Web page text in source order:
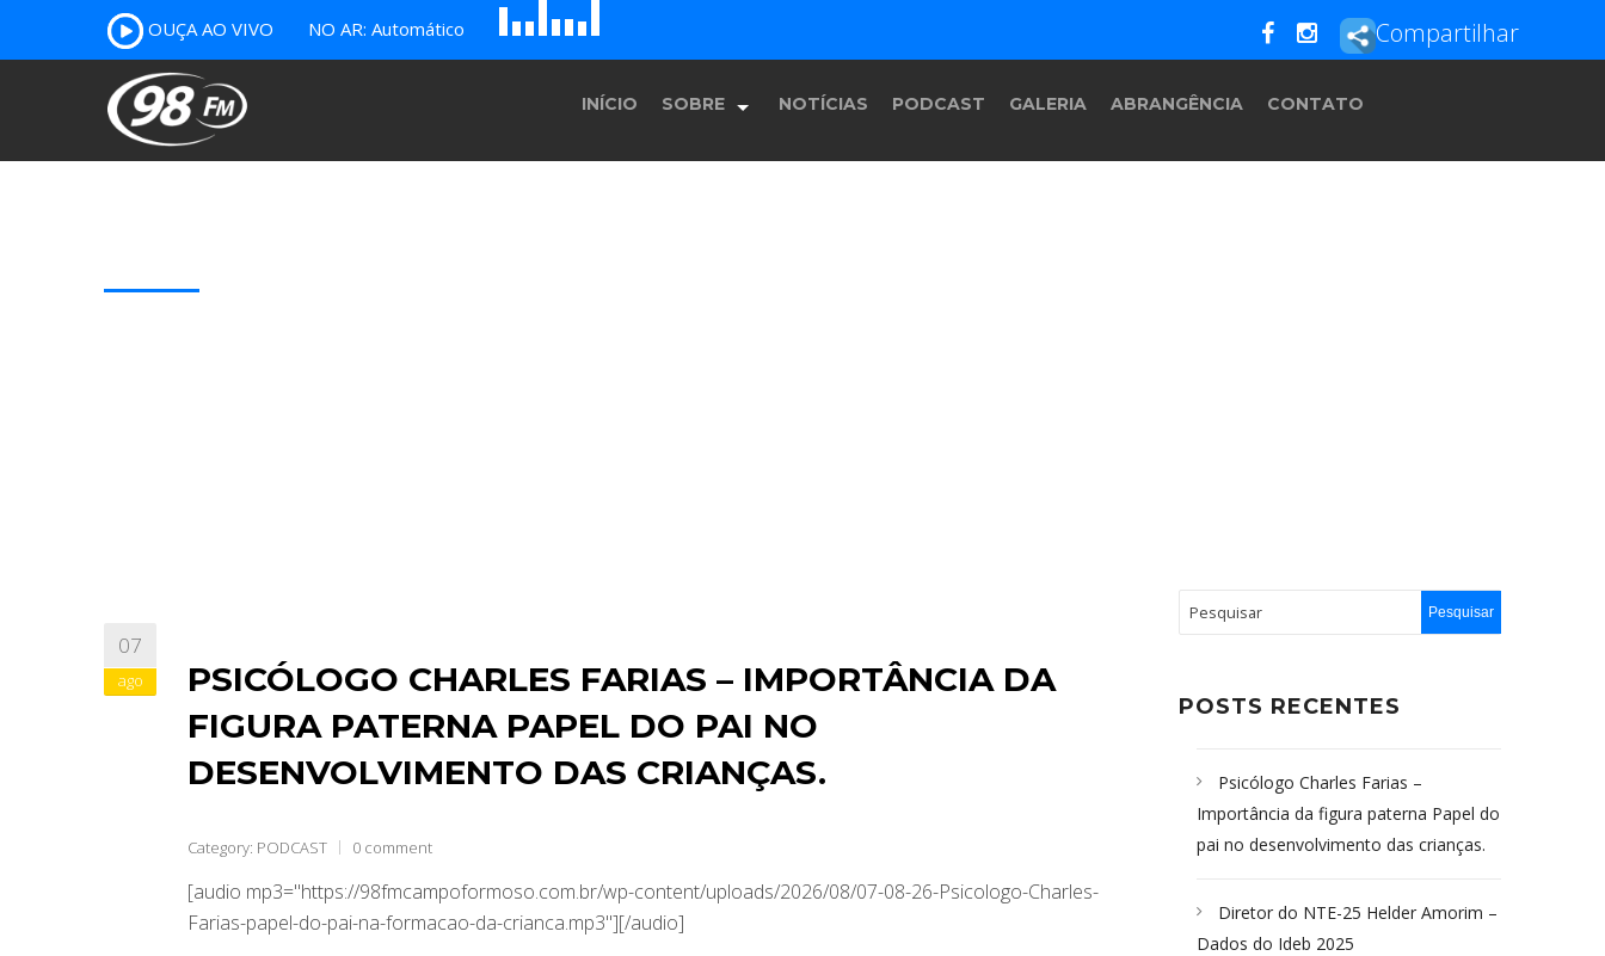
OUÇA AO VIVO NO AR: Automático
A
B c
D G H Compartilhar
INÍCIO SOBRE NOTÍCIAS PODCAST GALERIA ABRANGÊNCIA CONTATO
07
ago
PSICÓLOGO CHARLES FARIAS – IMPORTÂNCIA DA
FIGURA PATERNA PAPEL DO PAI NO
DESENVOLVIMENTO DAS CRIANÇAS.
Category: PODCAST 0 comment
[audio mp3="https://98fmcampoformoso.com.br/wp-content/uploads/2026/08/07-08-26-Psicologo-Charles-
Farias-papel-do-pai-na-formacao-da-crianca.mp3"][/audio]
POSTS RECENTES
Psicólogo Charles Farias –
Importância da figura paterna Papel do
pai no desenvolvimento das crianças.
Diretor do NTE-25 Helder Amorim –
Dados do Ideb 2025